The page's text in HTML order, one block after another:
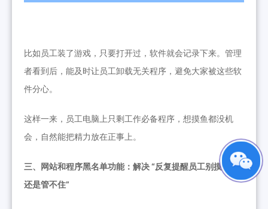
比如员工装了游戏，只要打开过，软件就会记录下来。管理
者看到后，能及时让员工卸载无关程序，避免大家被这些软
件分心。
这样一来，员工电脑上只剩工作必备程序，想摸鱼都没机
会，自然能把精力放在正事上。
三、网站和程序黑名单功能：解决 “反复提醒员工别摸鱼，
还是管不住”